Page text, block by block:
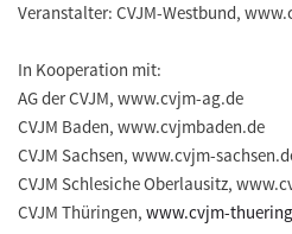
Veranstalter: CVJM-Westbund,
In Kooperation mit:
AG der CVJM, www.cvjm-ag.de
CVJM Baden, www.cvjmbaden.de
CVJM Sachsen, www.cvjm-
CVJM Schlesiche Oberlausitz,
CVJM Thüringen, www.cvjm-